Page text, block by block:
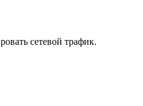
сетевой трафик.